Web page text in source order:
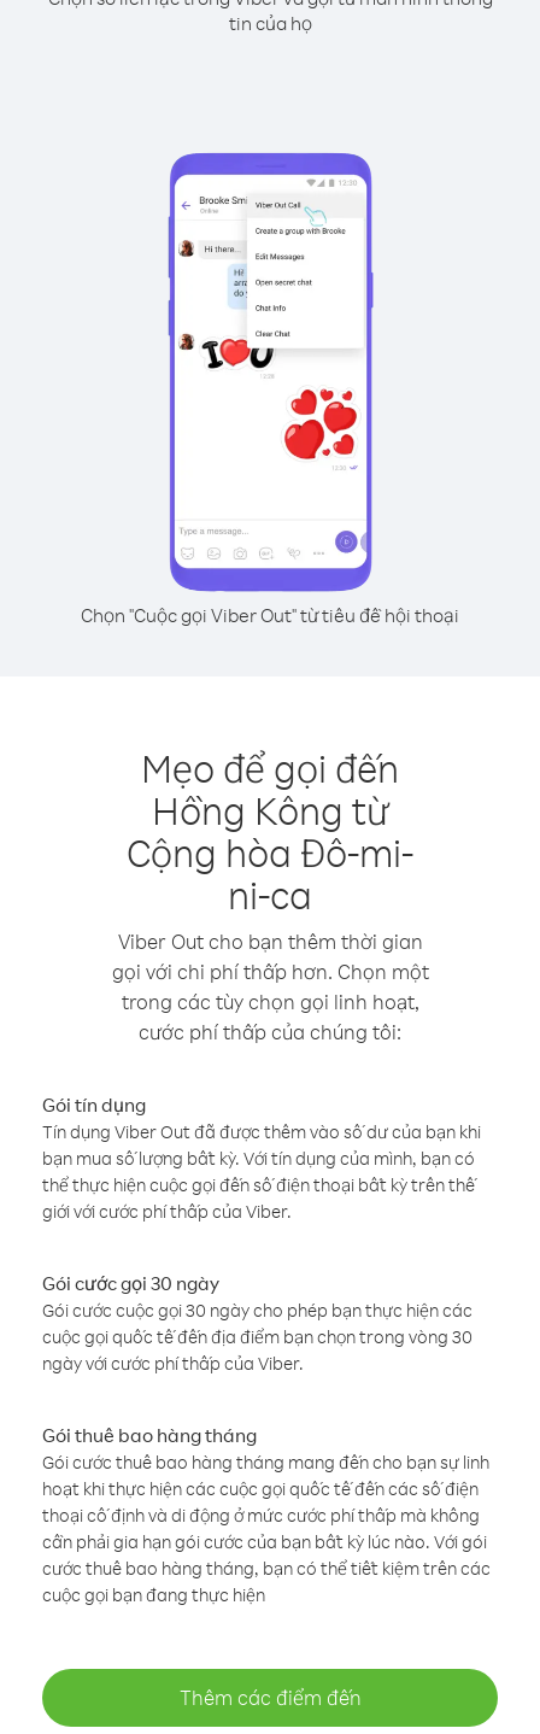
tin của họ
Chọn "Cuộc gọi Viber Out" từ tiêu đề hội thoại
Mẹo để gọi đến
Hồng Kông từ
Cộng hòa Đô-mi-
ni-ca
Viber Out cho bạn thêm thời gian
gọi với chi phí thấp hơn. Chọn một
trong các tùy chọn gọi linh hoạt,
cước phí thấp của chúng tôi:
Gói tín dụng
Tín dụng Viber Out đã được thêm vào số dư của bạn khi
bạn mua số lượng bất kỳ. Với tín dụng của mình, bạn có
thể thực hiện cuộc gọi đến số điện thoại bất kỳ trên thế
giới với cước phí thấp của Viber.
Gói cước gọi 30 ngày
Gói cước cuộc gọi 30 ngày cho phép bạn thực hiện các
cuộc gọi quốc tế đến địa điểm bạn chọn trong vòng 30
ngày với cước phí thấp của Viber.
Gói thuê bao hàng tháng
Gói cước thuê bao hàng tháng mang đến cho bạn sự linh
hoạt khi thực hiện các cuộc gọi quốc tế đến các số điện
thoại cố định và di động ở mức cước phí thấp mà không
cần phải gia hạn gói cước của bạn bất kỳ lúc nào. Với gói
cước thuê bao hàng tháng, bạn có thể tiết kiệm trên các
cuộc gọi bạn đang thực hiện
Thêm các điểm đến